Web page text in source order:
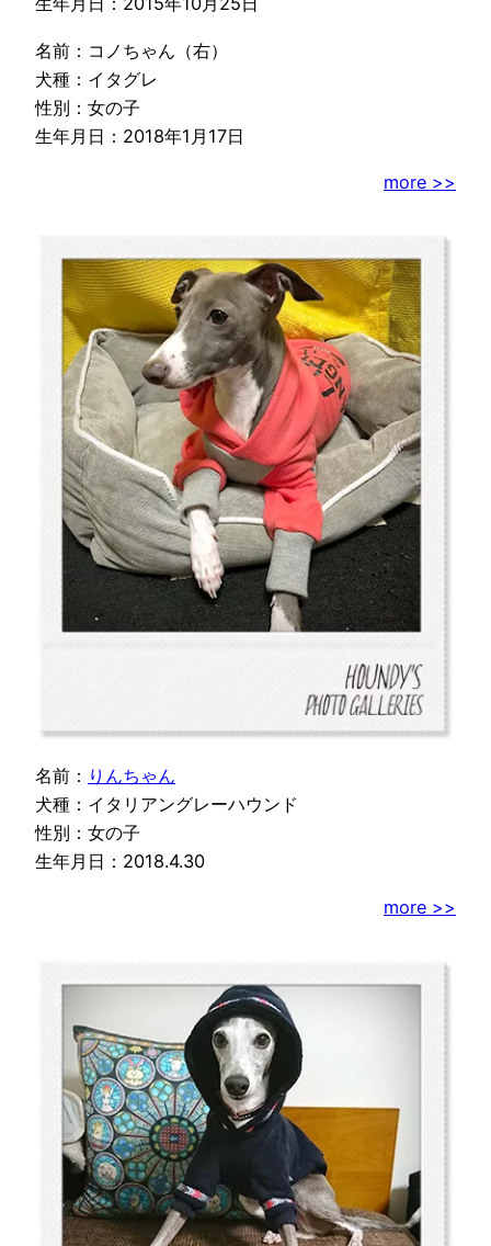
名前：コノちゃん（右）
犬種：イタグレ
性別：女の子
生年月日：2018年1月17日
more >>
名前： りんちゃん
犬種：イタリアングレーハウンド
性別：女の子
生年月日：2018.4.30
more >>